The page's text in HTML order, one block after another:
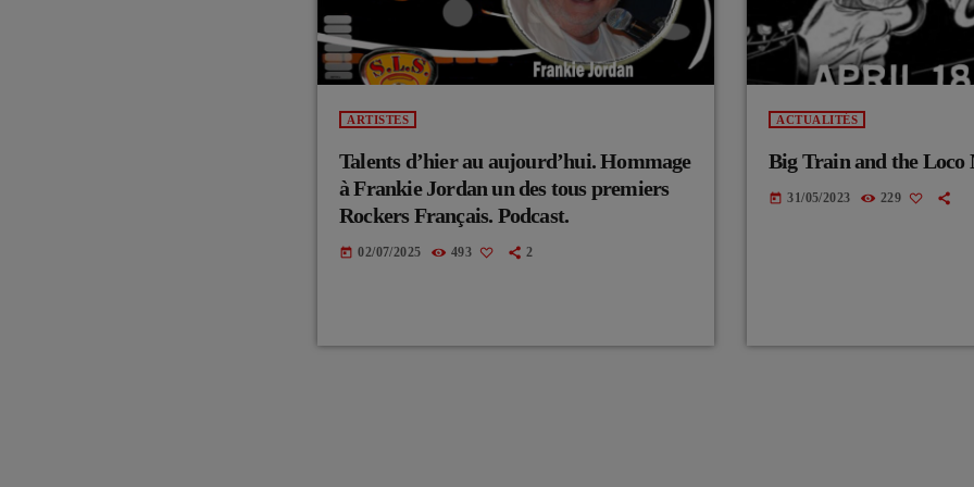
ARTISTES
Talents d’hier au aujourd’hui. Hommage
à Frankie Jordan un des tous premiers
Rockers Français. Podcast.
today 02/07/2025 493 2
ACTUALITÉS
Big Train and the Loco
today 31/05/2023 229